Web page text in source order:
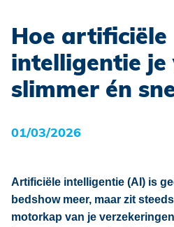
Contact
Schade?
Hoe artificiële
intelligentie je
slimmer én
01/03/2026
Artificiële intelligentie (AI) is
bedshow meer, maar zit
motorkap van je